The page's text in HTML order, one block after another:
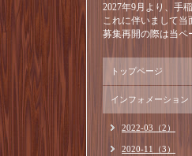
2027年9月より、手
これに伴いまして
募集再開の際は当ペ
トップページ
インフォメーション
2022-03（2）
2020-11（3）